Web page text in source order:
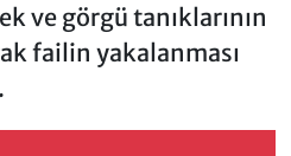
ve görgü tanıklarının
failin yakalanması